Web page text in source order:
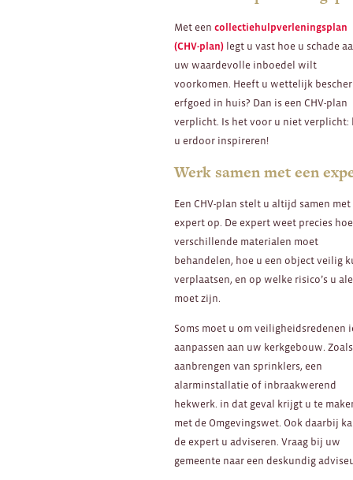
Met eencollectiehulpverleningsplan
(CHV-plan) legt u vast hoe u schade
uw waardevolle inboedel wilt
voorkomen. Heeft u wettelijk
erfgoed in huis? Dan is een CHV-plan
verplicht. Is het voor u niet verplicht:
u erdoor inspireren!
Werk samen met een
Een CHV-plan stelt u altijd samen met
expert op. De expert weet precies
verschillende materialen moet
behandelen, hoe u een object veilig
verplaatsen, en op welke risico’s u
moet zijn.
Soms moet u om veiligheidsredenen
aanpassen aan uw kerkgebouw.
aanbrengen van sprinklers, een
alarminstallatie of inbraakwerend
hekwerk. in dat geval krijgt u te
met de Omgevingswet. Ook daarbij
de expert u adviseren. Vraag bij uw
gemeente naar een deskundig